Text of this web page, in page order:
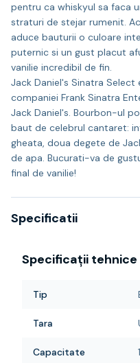
pentru ca whiskyul sa faca
straturi de stejar rumenit.
aduce bauturii o culoare
puternic si un gust placut
vanilie incredibil de fin.
Jack Daniel's Sinatra
companiei Frank Sinatra
Jack Daniel's. Bourbon-ul
baut de celebrul cantaret:
gheata, doua degete de
de apa. Bucurati-va de
final de vanilie!
Specificatii
Specificații tehnice
Tip
Tara
Capacitate